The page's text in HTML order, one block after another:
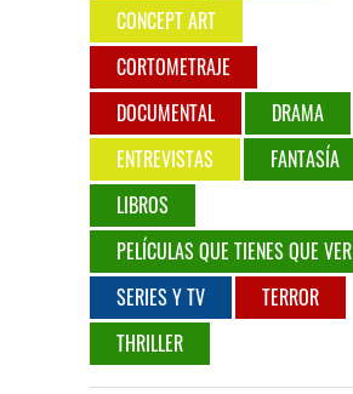
CONCEPT ART
CORTOMETRAJE
DOCUMENTAL
DRAMA
ENTREVISTAS
FANTASÍA
LIBROS
PELÍCULAS QUE TIENES QUE VER
SERIES Y TV
TERROR
THRILLER